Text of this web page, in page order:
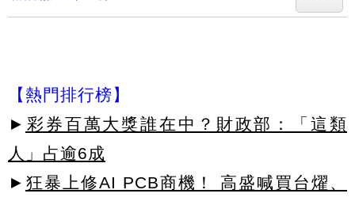
【熱門排行榜】
► 彩券百萬大獎誰在中？財政部：「這類
人」占逾6成
► 狂暴上修AI PCB商機！ 高盛喊買台燿、